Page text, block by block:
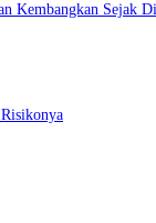
Kembangkan Sejak